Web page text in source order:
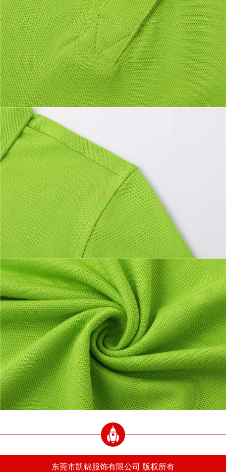
东莞市凯锦服饰有限公司 版权所有